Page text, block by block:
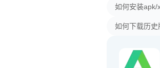
如何安装apk/
如何下载历史